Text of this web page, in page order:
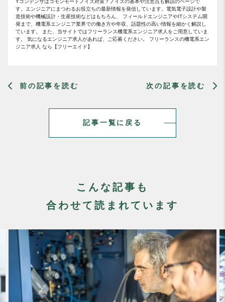
す。エンジニアにまつわるお役立ちの最新情報を発信しています。電気電子設計や製
造技術や機械設計・生産技術などはもちろん、 フィールドエンジニアやITシステム開
発まで、機電系エンジニア業界での働き方や年収、話題性の高い情報を細かく解説し
ています。 また、当サイトではフリーランス機電系エンジニア求人をご用意していま
す。 気になるエンジニア求人があれば、ご応募ください。 フリーランスの機電系エン
ジニア求人 なら【フリーエイド】
前の記事を読む
記事一覧に戻る
次の記事を読む
こんな記事も
合わせて読まれています